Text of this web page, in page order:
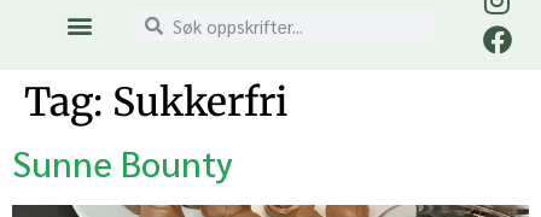
Tag: Sukkerfri
Sunne Bounty